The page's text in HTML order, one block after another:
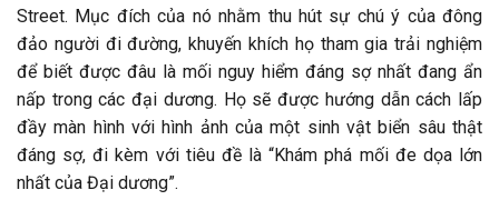
Street. Mục đích của nó nhằm thu hút sự chú ý của đông
đảo người đi đường, khuyến khích họ tham gia trải nghiệm
để biết được đâu là mối nguy hiểm đáng sợ nhất đang ẩn
nấp trong các đại dương. Họ sẽ được hướng dẫn cách lấp
đầy màn hình với hình ảnh của một sinh vật biển sâu thật
đáng sợ, đi kèm với tiêu đề là “Khám phá mối đe dọa lớn
nhất của Đại dương”.